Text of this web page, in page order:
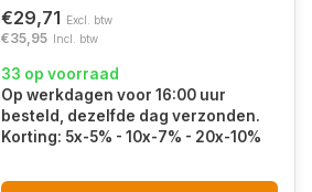
€29,71 Excl. btw
€35,95 Incl. btw
33 op voorraad
Op werkdagen voor 16:00 uur
besteld, dezelfde dag verzonden.
Korting: 5x-5% - 10x-7% - 20x-10%